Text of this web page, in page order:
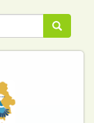
Пошук
Пошук